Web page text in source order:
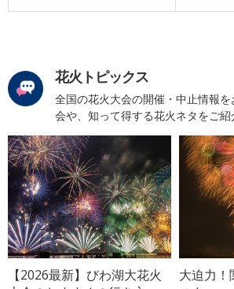
花火トピックス
全国の花火大会の開催・中止情報
会や、知って得する花火ネタをご紹
【2026最新】びわ湖大花火
大迫力！